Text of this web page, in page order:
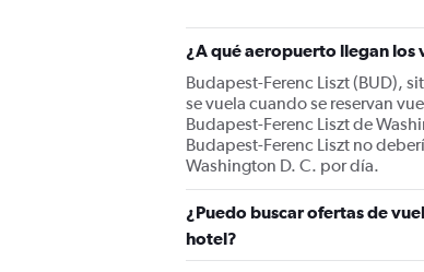
axis
displaying
Range:
0
to
1800.
¿A qué aeropuerto llegan los
Budapest-Ferenc Liszt (BUD),
se vuela cuando se reservan
Budapest-Ferenc Liszt de
Budapest-Ferenc Liszt no
Washington D. C. por día.
¿Puedo buscar ofertas de
hotel?